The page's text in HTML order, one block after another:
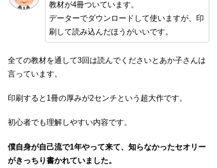
教材が4冊ついています。
データーでダウンロードして使いますが、印
刷して読み込んだほうがいいです。
全ての教材を通して3回は読んでくださいとあか子さんは
言っています。
印刷すると1冊の厚みが2センチという超大作です。
初心者でも理解しやすい内容です。
僕自身が自己流で1年やって来て、知らなかったセオリー
がきっちり書かれていました。